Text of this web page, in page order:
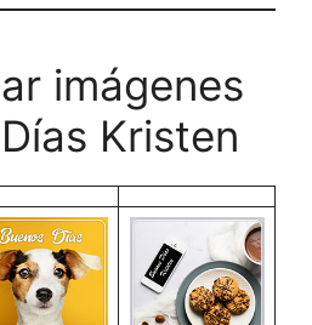
imágenes
Kristen